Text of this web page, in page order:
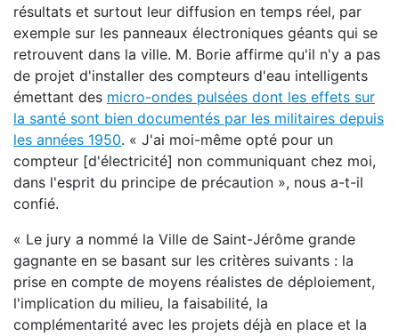
résultats et surtout leur diffusion en temps réel, par
exemple sur les panneaux électroniques géants qui se
retrouvent dans la ville. M. Borie affirme qu'il n'y a pas
de projet d'installer des compteurs d'eau intelligents
émettant des micro-ondes pulsées dont les effets sur
la santé sont bien documentés par les militaires depuis
les années 1950. « J'ai moi-même opté pour un
compteur [d'électricité] non communiquant chez moi,
dans l'esprit du principe de précaution », nous a-t-il
confié.
« Le jury a nommé la Ville de Saint-Jérôme grande
gagnante en se basant sur les critères suivants : la
prise en compte de moyens réalistes de déploiement,
l'implication du milieu, la faisabilité, la
complémentarité avec les projets déjà en place et la